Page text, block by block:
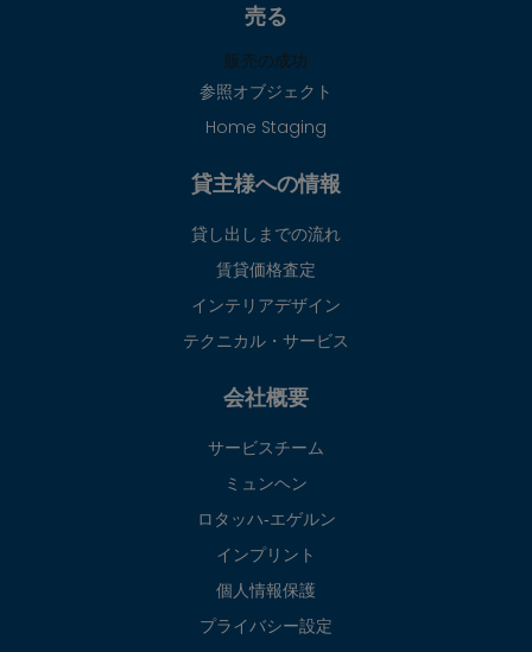
売る
販売の成功
参照オブジェクト
Home Staging
貸主様への情報
貸し出しまでの流れ
賃貸価格査定
インテリアデザイン
テクニカル・サービス
会社概要
サービスチーム
ミュンヘン
ロタッハ‐エゲルン
インプリント
個人情報保護
プライバシー設定